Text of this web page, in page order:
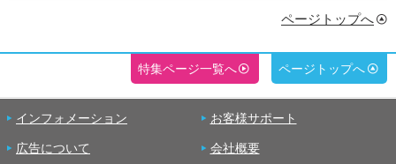
ページトップへ
特集ページ一覧へ ページトップへ
インフォメーション お客様サポート
広告について 会社概要